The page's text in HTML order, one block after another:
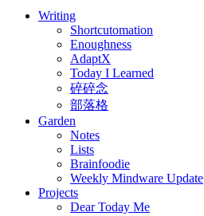
Writing
Shortcutomation
Enoughness
AdaptX
Today I Learned
碎碎念
部落格
Garden
Notes
Lists
Brainfoodie
Weekly Mindware Update
Projects
Dear Today Me